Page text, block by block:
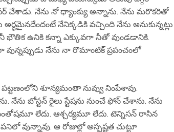
చేశాడు. నేను నో ధ్యాంక్యు అన్నాను. నేను మరొకరితో
నేనిక్కడికి వచ్చింది నేను అనుకున్నట్లు
భౌతిక ఉనికి కన్నా ఎక్కువగా నీతో వుండడానికి.
వున్నప్పుడు నేను నా రొమాంటిక్ ప్రపంచంలో
శూన్యమంతా నువ్వు నింపేశావు.
నేను బోస్టన్ రైలు స్టేషను నుంచే ఫోన్ చేశాను. నేను
లేదు. ఆశ్చర్యమూ లేదు. టెన్నిసన్ రాసిన
వున్నావు. ఆ రోజుల్లో అస్పష్టత చుట్టూ